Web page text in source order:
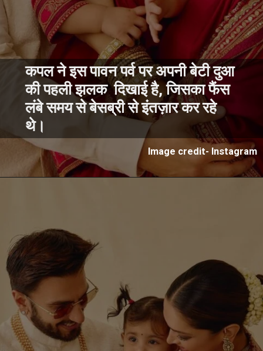
Image credit- Instagram
कपल ने इस पावन पर्व पर अपनी बेटी दुआ
की पहली झलक दिखाई है, जिसका फैंस
लंबे समय से बेसब्री से इंतज़ार कर रहे
थे।